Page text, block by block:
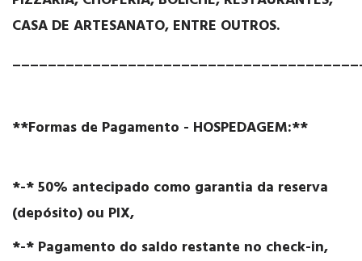
CASA DE ARTESANATO, ENTRE OUTROS.
**Formas de Pagamento - HOSPEDAGEM:**
*-* 50% antecipado como garantia da reserva
(depósito) ou PIX,
*-* Pagamento do saldo restante no check-in,